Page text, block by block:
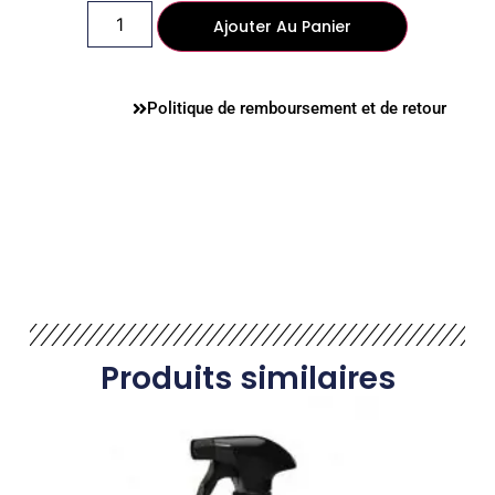
Ajouter Au Panier
Politique de remboursement et de retour
Produits similaires